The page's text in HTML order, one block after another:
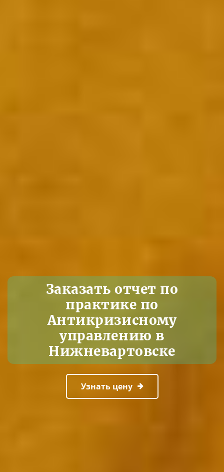
Заказать отчет по
практике по
Антикризисному
управлению в
Нижневартовске
Узнать цену